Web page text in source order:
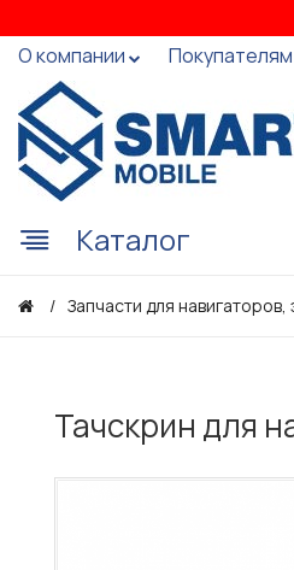
О компании Покупателям
Каталог
Запчасти для навигаторов,
Тачскрин для